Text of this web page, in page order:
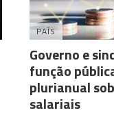
PAÍS
Governo e
função
plurianual
salariais